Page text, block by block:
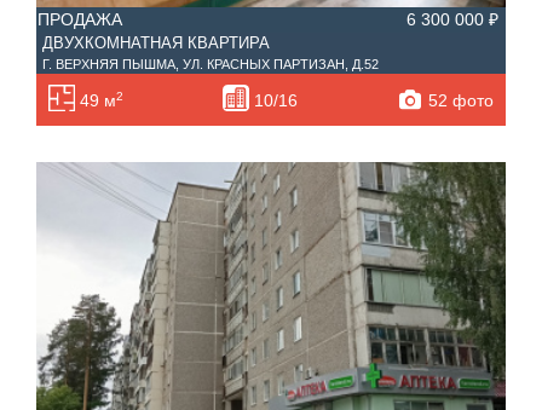
ПРОДАЖА 6 300 000 ₽
ДВУХКОМНАТНАЯ КВАРТИРА
Г. ВЕРХНЯЯ ПЫШМА, УЛ. КРАСНЫХ ПАРТИЗАН, Д.52
49 м2 10/16 52 фото